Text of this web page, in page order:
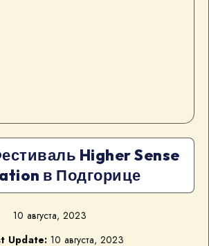
Higher Sense
в Подгорице
10 августа, 2023
Update: 10 августа, 2023